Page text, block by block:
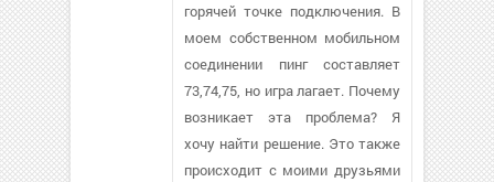
горячей точке подключения. В
моем собственном мобильном
соединении пинг составляет
73,74,75, но игра лагает. Почему
возникает эта проблема? Я
хочу найти решение. Это также
происходит с моими друзьями